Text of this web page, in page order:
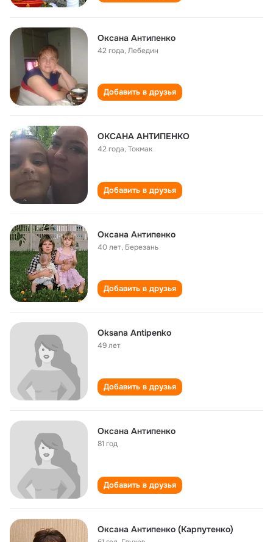
Оксана Антипенко
42 года,Лебедин
Добавить в друзья
ОКСАНА АНТИПЕНКО
42 года,Токмак
Добавить в друзья
Оксана Антипенко
40 лет, Березань
Добавить в друзья
Oksana Antipenko
49 лет
Добавить в друзья
Оксана Антипенко
81 год
Добавить в друзья
Оксана Антипенко (Карпутенко)